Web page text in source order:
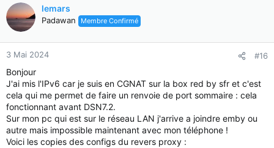
lemars
Padawan Membre Confirmé
3 Mai 2024 #16
Bonjour
J'ai mis l'IPv6 car je suis en CGNAT sur la box red by sfr et c'est
cela qui me permet de faire un renvoie de port sommaire : cela
fonctionnant avant DSN7.2.
Sur mon pc qui est sur le réseau LAN j'arrive a joindre emby ou
autre mais impossible maintenant avec mon téléphone !
Voici les copies des configs du revers proxy :